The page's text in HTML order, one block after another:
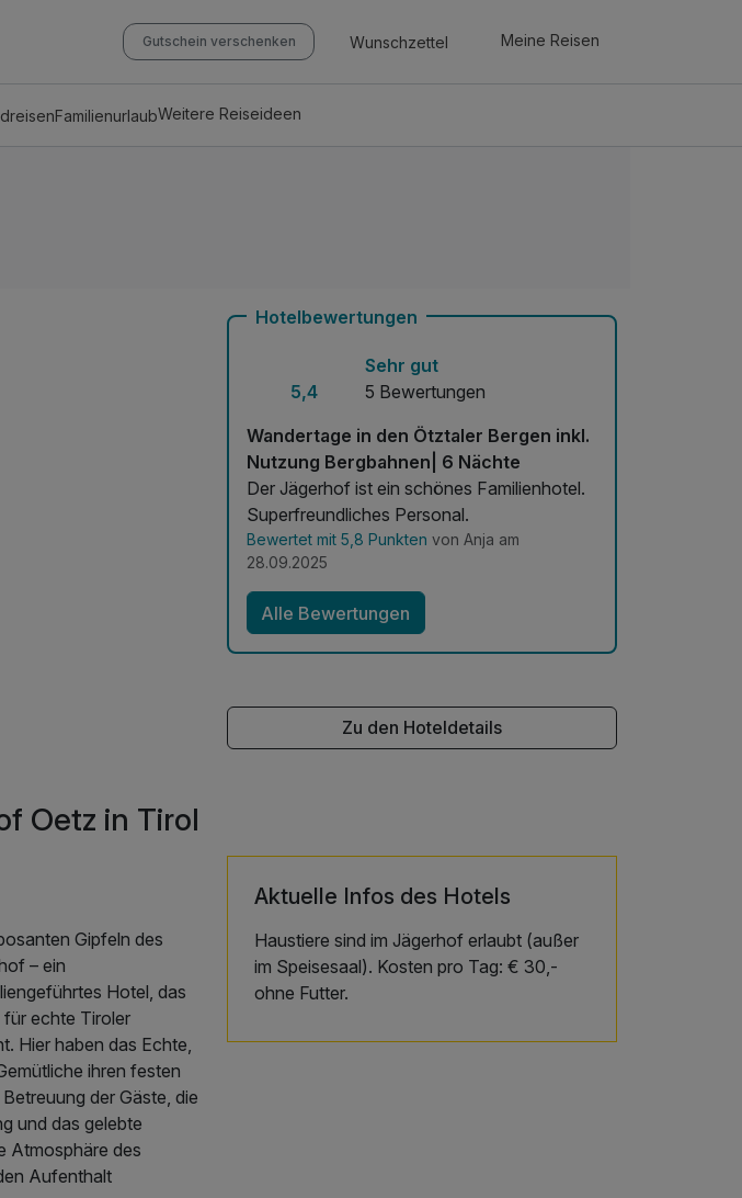
Gutschein verschenken Wunschzettel Meine Reisen
FamilienurlaubWeitere Reiseideen
Hotelbewertungen
5,4
Sehr gut
5 Bewertungen
Wandertage in den Ötztaler Bergen inkl.
Nutzung Bergbahnen| 6 Nächte
Der Jägerhof ist ein schönes Familienhotel.
Superfreundliches Personal.
Bewertet mit 5,8 Punkten von Anja am
28.09.2025
Alle Bewertungen
Zu den Hoteldetails
Oetz in Tirol
Gipfeln des
– ein
Hotel, das
echte Tiroler
Hier haben das Echte,
ihren festen
der Gäste, die
und das gelebte
Atmosphäre des
Aufenthalt
Aktuelle Infos des Hotels
Haustiere sind im Jägerhof erlaubt (außer
im Speisesaal). Kosten pro Tag: € 30,-
ohne Futter.